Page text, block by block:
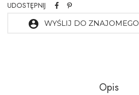
UDOSTĘPNIJ
account_circle WYŚLIJ DO ZNAJOMEGO
Opis